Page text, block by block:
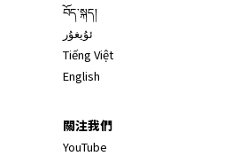
བོད་སྐད།
ئۇيغۇر
Tiếng Việt
English
關注我們
YouTube